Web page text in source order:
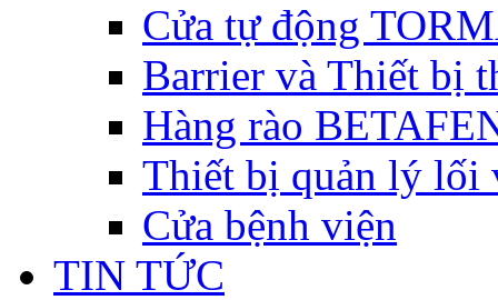
Cửa tự động
Barrier và Thiết bị
Hàng rào
Thiết bị quản lý lối
Cửa bệnh viện
TIN TỨC